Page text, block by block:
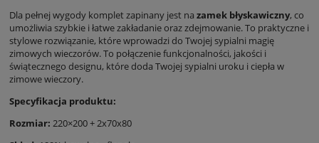
Dla pełnej wygody komplet zapinany jest na zamek błyskawiczny, co
umożliwia szybkie i łatwe zakładanie oraz zdejmowanie. To praktyczne i
stylowe rozwiązanie, które wprowadzi do Twojej sypialni magię
zimowych wieczorów. To połączenie funkcjonalności, jakości i
świątecznego designu, które doda Twojej sypialni uroku i ciepła w
zimowe wieczory.
Specyfikacja produktu:
Rozmiar: 220×200 + 2x70x80